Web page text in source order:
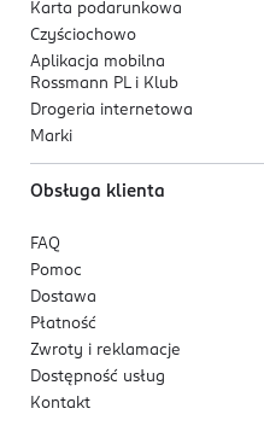
Karta podarunkowa
Czyściochowo
Aplikacja mobilna
Rossmann PL i Klub
Drogeria internetowa
Marki
Obsługa klienta
FAQ
Pomoc
Dostawa
Płatność
Zwroty i reklamacje
Dostępność usług
Kontakt